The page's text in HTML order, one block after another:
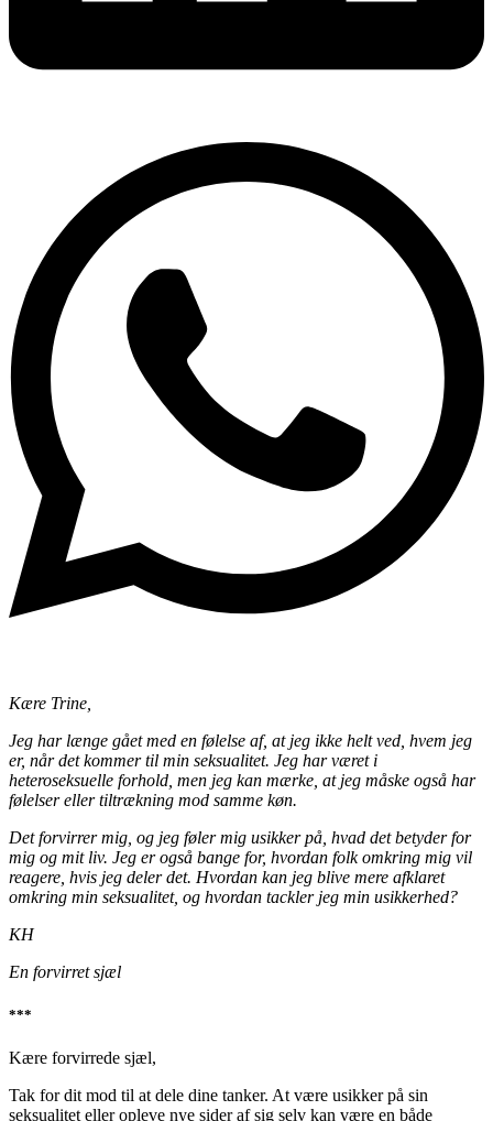
Kære Trine,
Jeg har længe gået med en følelse af, at jeg ikke helt ved, hvem jeg
er, når det kommer til min seksualitet. Jeg har været i
heteroseksuelle forhold, men jeg kan mærke, at jeg måske også har
følelser eller tiltrækning mod samme køn.
Det forvirrer mig, og jeg føler mig usikker på, hvad det betyder for
mig og mit liv. Jeg er også bange for, hvordan folk omkring mig vil
reagere, hvis jeg deler det. Hvordan kan jeg blive mere afklaret
omkring min seksualitet, og hvordan tackler jeg min usikkerhed?
KH
En forvirret sjæl
***
Kære forvirrede sjæl,
Tak for dit mod til at dele dine tanker. At være usikker på sin
seksualitet eller opleve nye sider af sig selv kan være en både